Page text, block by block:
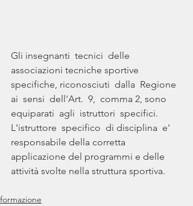
Gli insegnanti  tecnici  delle
associazioni tecniche sportive
specifiche, riconosciuti  dalla  Regione
ai  sensi  dell'Art.  9,  comma 2, sono
equiparati  agli  istruttori  specifici.
L'istruttore  specifico  di disciplina  e'
responsabile della corretta
applicazione del programmi e delle
attività svolte nella struttura sportiva.
formazione